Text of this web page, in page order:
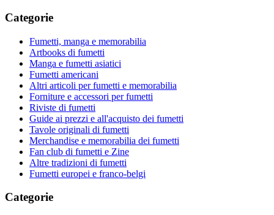
Categorie
Fumetti, manga e memorabilia
Artbooks di fumetti
Manga e fumetti asiatici
Fumetti americani
Altri articoli per fumetti e memorabilia
Forniture e accessori per fumetti
Riviste di fumetti
Guide ai prezzi e all'acquisto dei fumetti
Tavole originali di fumetti
Merchandise e memorabilia dei fumetti
Fan club di fumetti e Zine
Altre tradizioni di fumetti
Fumetti europei e franco-belgi
Categorie